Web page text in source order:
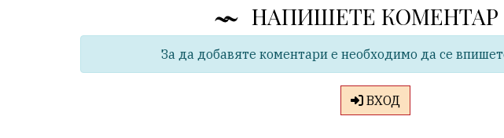
НАПИШЕТЕ КОМЕНТАР
За да добавяте коментари е необходимо да се
ВХОД